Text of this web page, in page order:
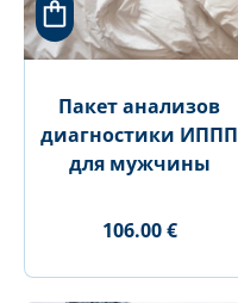
Пакет анализов
диагностики ИППП
для мужчины
106.00 €